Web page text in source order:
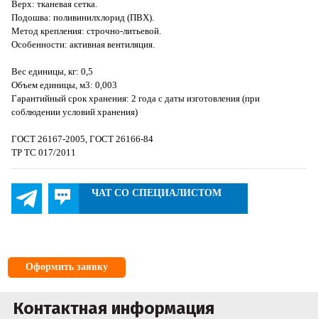
Верх: тканевая сетка.
Подошва: поливинилхлорид (ПВХ).
Метод крепления: строчно-литьевой.
Особенности: активная вентиляция.
Вес единицы, кг: 0,5
Объем единицы, м3: 0,003
Гарантийный срок хранения: 2 года с даты изготовления (при
соблюдении условий хранения)
ГОСТ 26167-2005, ГОСТ 26166-84
ТР ТС 017/2011
ЧАТ СО СПЕЦИАЛИСТОМ
Оформить заявку
Контактная информация